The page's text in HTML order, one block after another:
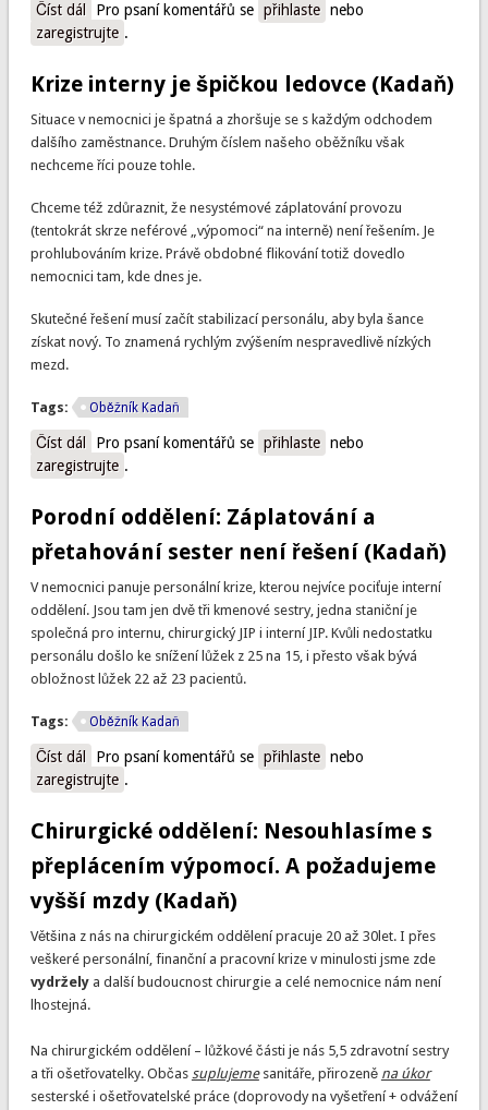
Číst dálHlasy z terénu: ozýváme se (Kadaň)
Pro psaní komentářů se přihlaste nebo
zaregistrujte .
Krize interny je špičkou ledovce (Kadaň)
Situace v nemocnici je špatná a zhoršuje se s každým odchodem
dalšího zaměstnance. Druhým číslem našeho oběžníku však
nechceme říci pouze tohle.
Chceme též zdůraznit, že nesystémové záplatování provozu
(tentokrát skrze neférové „výpomoci“ na interně) není řešením. Je
prohlubováním krize. Právě obdobné flikování totiž dovedlo
nemocnici tam, kde dnes je.
Skutečné řešení musí začít stabilizací personálu, aby byla šance
získat nový. To znamená rychlým zvýšením nespravedlivě nízkých
mezd.
Tags: Oběžník Kadaň
Číst dálKrize interny je špičkou ledovce (Kadaň)
Pro psaní komentářů se přihlaste nebo
zaregistrujte .
Porodní oddělení: Záplatování a
přetahování sester není řešení (Kadaň)
V nemocnici panuje personální krize, kterou nejvíce pociťuje interní
oddělení. Jsou tam jen dvě tři kmenové sestry, jedna staniční je
společná pro internu, chirurgický JIP i interní JIP. Kvůli nedostatku
personálu došlo ke snížení lůžek z 25 na 15, i přesto však bývá
obložnost lůžek 22 až 23 pacientů.
Tags: Oběžník Kadaň
Číst dálPorodní oddělení: Záplatování a přetahování sester není
řešení (Kadaň)
Pro psaní komentářů se přihlaste nebo
zaregistrujte .
Chirurgické oddělení: Nesouhlasíme s
přeplácením výpomocí. A požadujeme
vyšší mzdy (Kadaň)
Většina z nás na chirurgickém oddělení pracuje 20 až 30let. I přes
veškeré personální, finanční a pracovní krize v minulosti jsme zde
vydrželya další budoucnost chirurgie a celé nemocnice nám není
lhostejná.
Na chirurgickém oddělení – lůžkové části je nás 5,5 zdravotní sestry
a tři ošetřovatelky. Občas suplujemesanitáře, přirozeně na úkor
sesterské i ošetřovatelské práce (doprovody na vyšetření + odvážení